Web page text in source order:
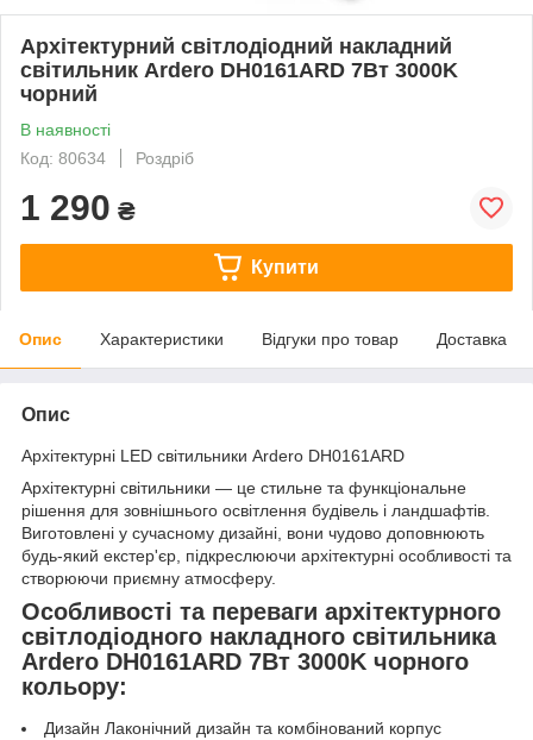
Архітектурний світлодіодний накладний
світильник Ardero DH0161ARD 7Вт 3000K
чорний
В наявності
Код: 80634
Роздріб
1 290 ₴
Купити
Опис Характеристики Відгуки про товар Доставка
Опис
Архітектурні LED світильники Ardero DH0161ARD
Архітектурні світильники — це стильне та функціональне
рішення для зовнішнього освітлення будівель і ландшафтів.
Виготовлені у сучасному дизайні, вони чудово доповнюють
будь-який екстер'єр, підкреслюючи архітектурні особливості та
створюючи приємну атмосферу.
Особливості та переваги архітектурного
світлодіодного накладного світильника
Ardero DH0161ARD 7Вт 3000K чорного
кольору:
Дизайн Лаконічний дизайн та комбінований корпус